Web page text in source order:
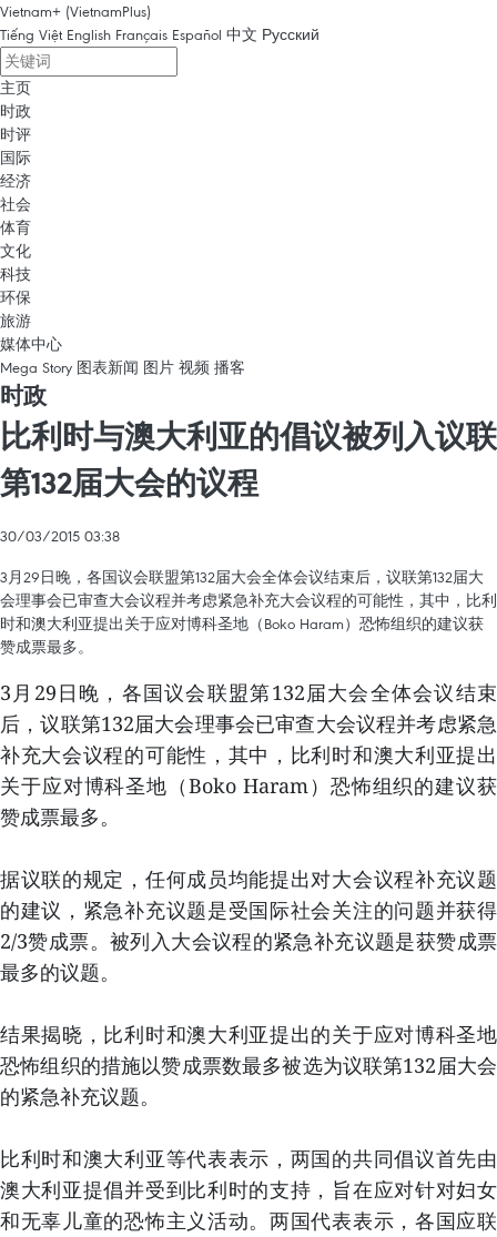
Vietnam+ (VietnamPlus)
Tiếng Việt English Français Español 中文 Русский
主页
时政
时评
国际
经济
社会
体育
文化
科技
环保
旅游
媒体中心
Mega Story 图表新闻 图片 视频 播客
时政
比利时与澳大利亚的倡议被列入议联
第132届大会的议程
30/03/2015 03:38
3月29日晚，各国议会联盟第132届大会全体会议结束后，议联第132届大
会理事会已审查大会议程并考虑紧急补充大会议程的可能性，其中，比利
时和澳大利亚提出关于应对博科圣地（Boko Haram）恐怖组织的建议获
赞成票最多。
3月29日晚，各国议会联盟第132届大会全体会议结束
后，议联第132届大会理事会已审查大会议程并考虑紧急
补充大会议程的可能性，其中，比利时和澳大利亚提出
关于应对博科圣地（Boko Haram）恐怖组织的建议获
赞成票最多。
据议联的规定，任何成员均能提出对大会议程补充议题
的建议，紧急补充议题是受国际社会关注的问题并获得
2/3赞成票。被列入大会议程的紧急补充议题是获赞成票
最多的议题。
结果揭晓，比利时和澳大利亚提出的关于应对博科圣地
恐怖组织的措施以赞成票数最多被选为议联第132届大会
的紧急补充议题。
比利时和澳大利亚等代表表示，两国的共同倡议首先由
澳大利亚提倡并受到比利时的支持，旨在应对针对妇女
和无辜儿童的恐怖主义活动。两国代表表示，各国应联